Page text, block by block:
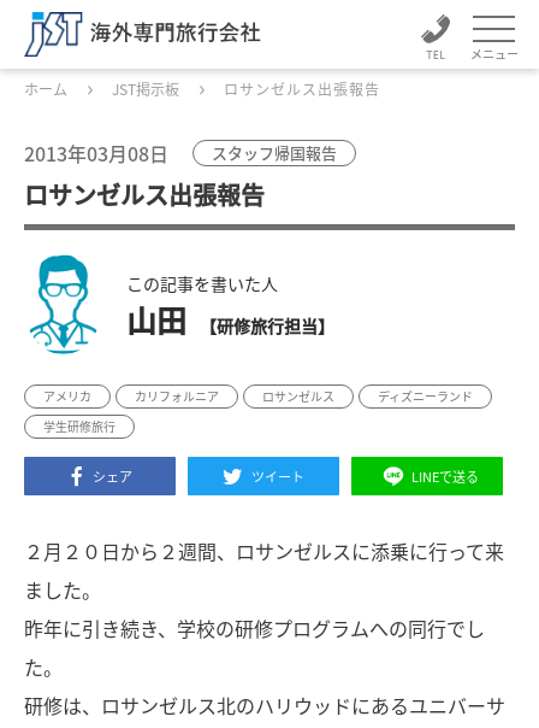
メニュー
ホーム JST掲示板 ロサンゼルス出張報告
2013年03月08日 スタッフ帰国報告
ロサンゼルス出張報告
この記事を書いた人
山田 【研修旅行担当】
アメリカ カリフォルニア ロサンゼルス
ディズニーランド
学生研修旅行
シェア ツイート LINEで送る
２月２０日から２週間、ロサンゼルスに添乗に行って来
ました。
昨年に引き続き、学校の研修プログラムへの同行でし
た。
研修は、ロサンゼルス北のハリウッドにあるユニバーサ